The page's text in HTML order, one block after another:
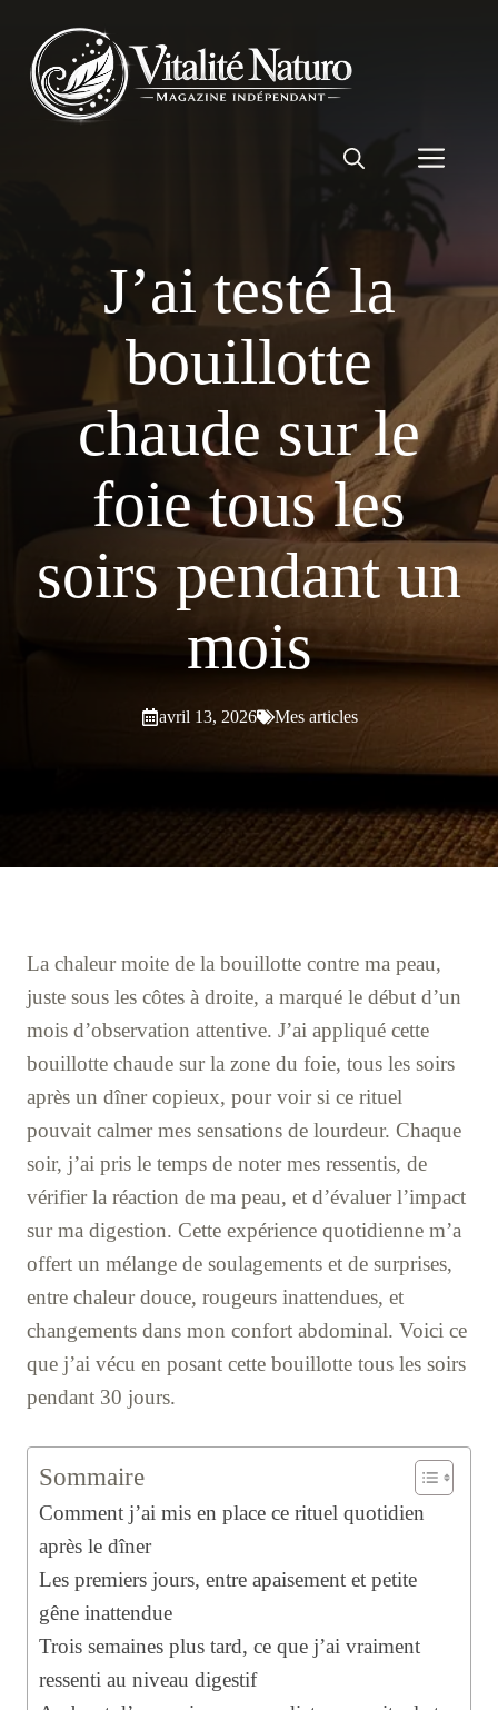
contenu
J’ai testé la
bouillotte
chaude sur le
foie tous les
soirs pendant un
mois
avril 13, 2026 Mes articles
La chaleur moite de la bouillotte contre ma peau,
juste sous les côtes à droite, a marqué le début d’un
mois d’observation attentive. J’ai appliqué cette
bouillotte chaude sur la zone du foie, tous les soirs
après un dîner copieux, pour voir si ce rituel
pouvait calmer mes sensations de lourdeur. Chaque
soir, j’ai pris le temps de noter mes ressentis, de
vérifier la réaction de ma peau, et d’évaluer l’impact
sur ma digestion. Cette expérience quotidienne m’a
offert un mélange de soulagements et de surprises,
entre chaleur douce, rougeurs inattendues, et
changements dans mon confort abdominal. Voici ce
que j’ai vécu en posant cette bouillotte tous les soirs
pendant 30 jours.
Sommaire
Comment j’ai mis en place ce rituel quotidien
après le dîner
Les premiers jours, entre apaisement et petite
gêne inattendue
Trois semaines plus tard, ce que j’ai vraiment
ressenti au niveau digestif